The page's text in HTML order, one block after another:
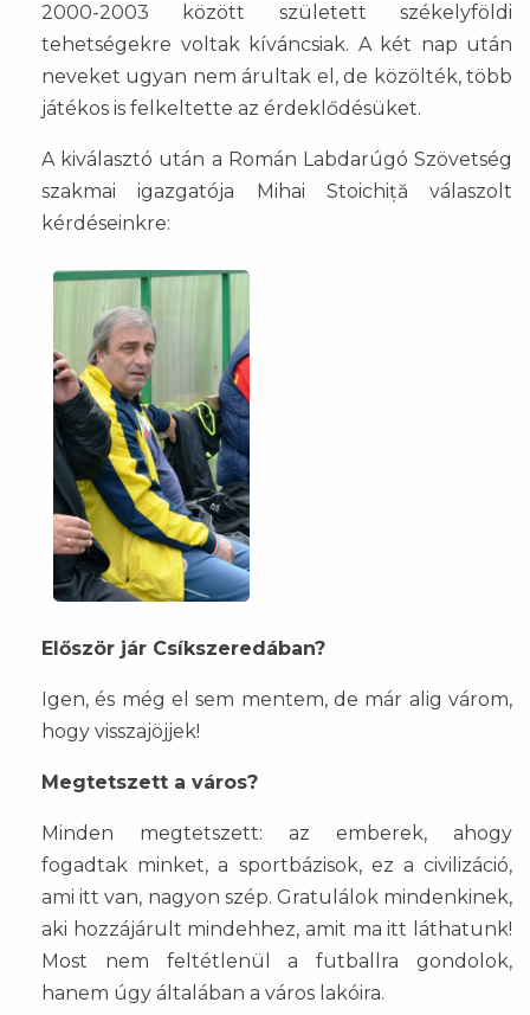
2000-2003 között született székelyföldi
tehetségekre voltak kíváncsiak. A két nap után
neveket ugyan nem árultak el, de közölték, több
játékos is felkeltette az érdeklődésüket.
A kiválasztó után a Román Labdarúgó Szövetség
szakmai igazgatója Mihai Stoichiță válaszolt
kérdéseinkre:
Először jár Csíkszeredában?
Igen, és még el sem mentem, de már alig várom,
hogy visszajöjjek!
Megtetszett a város?
Minden megtetszett: az emberek, ahogy
fogadtak minket, a sportbázisok, ez a civilizáció,
ami itt van, nagyon szép. Gratulálok mindenkinek,
aki hozzájárult mindehhez, amit ma itt láthatunk!
Most nem feltétlenül a futballra gondolok,
hanem úgy általában a város lakóira.